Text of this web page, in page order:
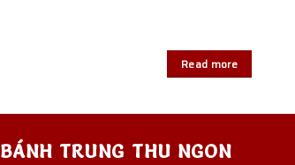
Read more
BÁNH TRUNG THU NGON